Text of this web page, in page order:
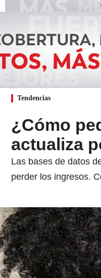
Tendencias
¿Cómo
actualiza
Las bases de datos
perder los ingresos.